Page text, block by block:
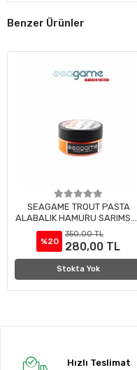
Benzer Ürünler
SEAGAME TROUT PASTA
ALABALIK HAMURU SARIMSAK
TURUNCU 50G
%20
350,00 TL
280,00 TL
Stokta Yok
Hızlı Teslimat